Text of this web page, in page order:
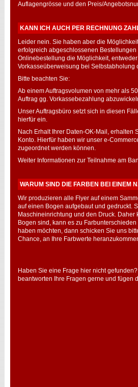
Auflagengrösse und den Preis/
KANN ICH AUCH PER RECHNUNG
Leider nein. Sie haben aber die
erfolgreich abgeschlossenen
Onlinebestellung die Möglichkeit,
Vorkasseüberweisung bei
Bitte beachten Sie:
Ab einem Auftragsvolumen von mehr als
Auftrag gg. Vorkassebezahlung
Unser Auftragsbüro setzt sich in diesen
hierfür ein.
Nach Erhalt Ihrer Daten-OK-Mail, erhalten
Konto. Hierfür haben wir unser e-
zugeordnet werden können.
Weiter Informationen zur Teilnahme am
WARUM SIND DIE FARBEN BEI EINEM
Wir produzieren alle Flyer auf einem
auf einen Bogen aufgebaut und gedruckt.
Maschineinrichtung und den Druck.
Bogen sind, kann es zu
haben möchten, dann schicken Sie uns
Chance, an Ihre Farbwerte
Haben Sie eine Frage hier nicht
beantworten Ihre Fragen gerne und fügen